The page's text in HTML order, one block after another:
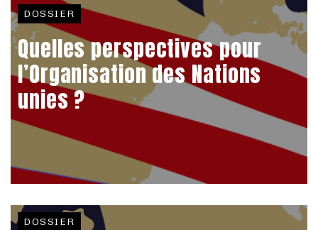
DOSSIER
Quelles perspectives pour
l’Organisation des Nations
unies ?
DOSSIER